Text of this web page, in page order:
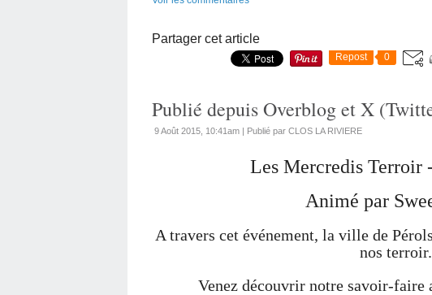
Partager cet article
Repost 0
Publié depuis Overblog et X
9 Août 2015, 10:41am | Publié par CLOS LA RIVIERE
Les Mercredis Terroir
Animé par
A travers cet événement, la ville de
nos terroir.
Venez découvrir notre savoir-faire